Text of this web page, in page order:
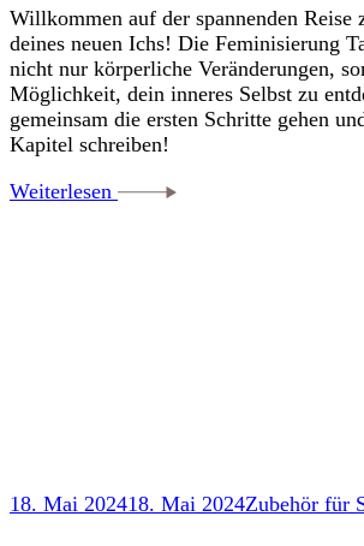
Willkommen auf der spannenden Reise
deines neuen Ichs! Die Feminisierung
nicht nur körperliche Veränderungen,
Möglichkeit, dein inneres Selbst zu
gemeinsam die ersten Schritte gehen
Kapitel schreiben!
Weiterlesen
18. Mai 202418. Mai 2024Zubehör für